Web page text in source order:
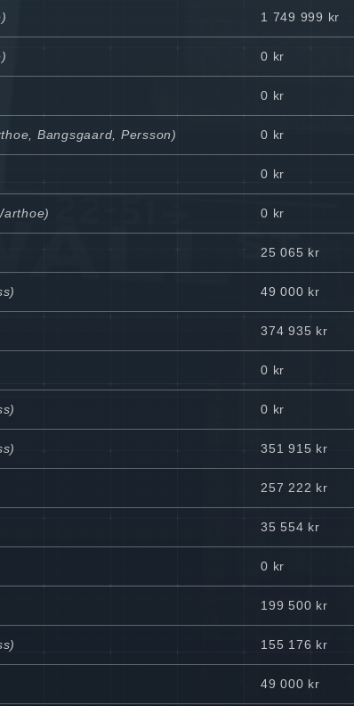
1 749 999 kr
0 kr
0 kr
Bangsgaard, Persson) 0 kr
0 kr
0 kr
25 065 kr
49 000 kr
374 935 kr
0 kr
0 kr
351 915 kr
257 222 kr
35 554 kr
0 kr
199 500 kr
155 176 kr
49 000 kr